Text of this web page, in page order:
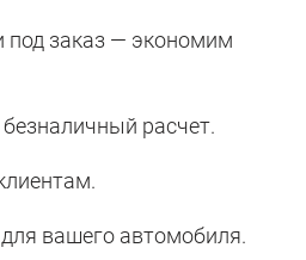
под заказ — экономим
расчет.
вашего автомобиля.